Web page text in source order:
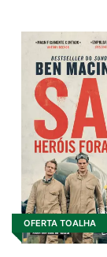
OFERTA TOALHA